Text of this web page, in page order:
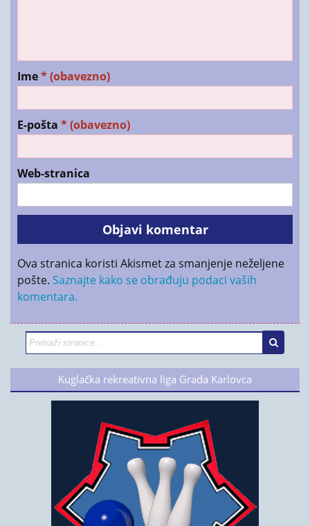
Ime* (obavezno)
E-pošta * (obavezno)
Web-stranica
Ova stranica koristi Akismet za smanjenje neželjene
pošte. Saznajte kako se obrađuju podaci vaših
komentara.
Kuglačka rekreativna liga Grada Karlovca